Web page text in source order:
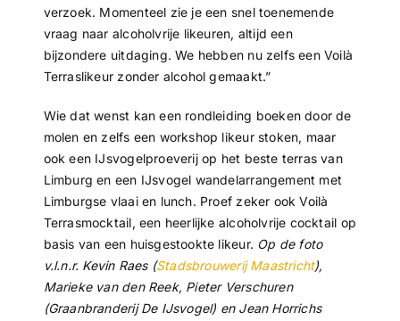
verzoek. Momenteel zie je een snel toenemende
vraag naar alcoholvrije likeuren, altijd een
bijzondere uitdaging. We hebben nu zelfs een Voilà
Terraslikeur zonder alcohol gemaakt.”
Wie dat wenst kan een rondleiding boeken door de
molen en zelfs een workshop likeur stoken, maar
ook een IJsvogelproeverij op het beste terras van
Limburg en een IJsvogel wandelarrangement met
Limburgse vlaai en lunch. Proef zeker ook Voilà
Terrasmocktail, een heerlijke alcoholvrije cocktail op
basis van een huisgestookte likeur. Op de foto
v.l.n.r. Kevin Raes (Stadsbrouwerij Maastricht),
Marieke van den Reek, Pieter Verschuren
(Graanbranderij De IJsvogel) en Jean Horrichs